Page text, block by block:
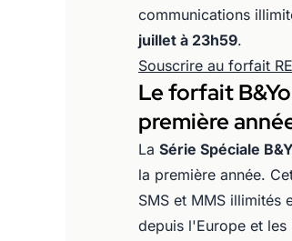
communications
juillet à 23h59.
Souscrire au forfait
Le forfait
première
La Série Spéciale
la première année.
SMS et MMS illimités
depuis l'Europe et